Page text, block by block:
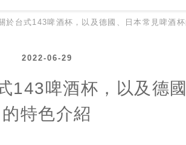
於台式143啤酒杯，以及德國、日本常見啤酒
2022-06-29
143啤酒杯，以及德
的特色介紹